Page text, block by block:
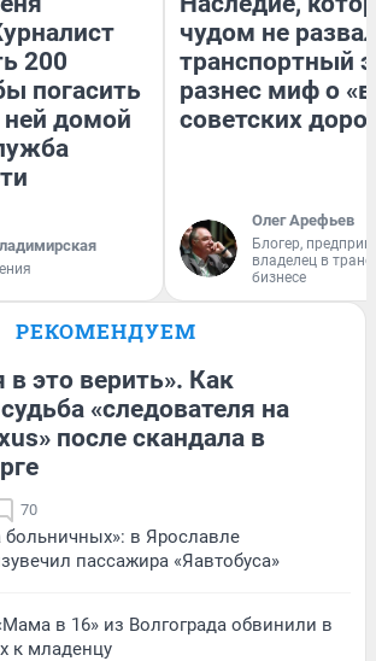
200
погасить
домой
чудом не
транспортный
разнес миф о
советских
Олег Арефьев
Блогер,
владелец в
бизнесе
РЕКОМЕНДУЕМ
в это верить». Как
«следователя на
после скандала в
70
больничных»: в Ярославле
пассажира «Яавтобуса»
в 16» из Волгограда обвинили в
к младенцу